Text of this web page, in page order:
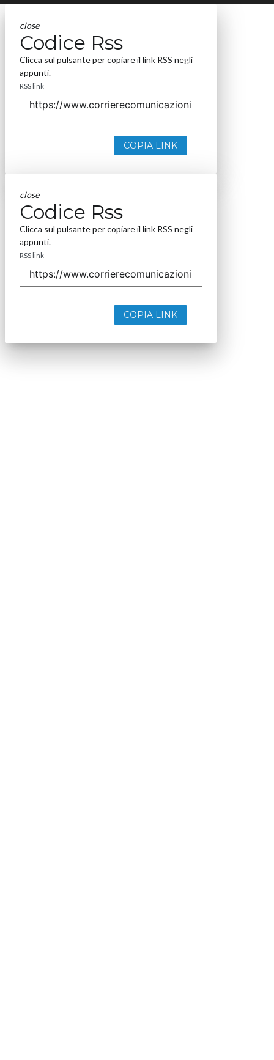
close
Codice Rss
Clicca sul pulsante per copiare il link RSS negli
appunti.
RSS link
COPIA LINK
close
Codice Rss
Clicca sul pulsante per copiare il link RSS negli
appunti.
RSS link
COPIA LINK